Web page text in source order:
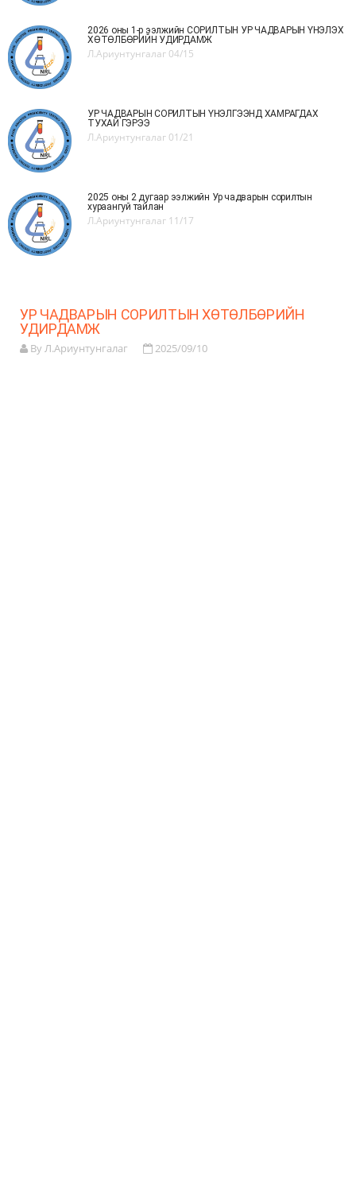
2026 оны 1-р ээлжийн СОРИЛТЫН УР ЧАДВАРЫН ҮНЭЛЭХ
ХӨТӨЛБӨРИЙН УДИРДАМЖ
Л.Ариунтунгалаг 04/15
УР ЧАДВАРЫН СОРИЛТЫН ҮНЭЛГЭЭНД ХАМРАГДАХ
ТУХАЙ ГЭРЭЭ
Л.Ариунтунгалаг 01/21
2025 оны 2 дугаар ээлжийн Ур чадварын сорилтын
хураангуй тайлан
Л.Ариунтунгалаг 11/17
УР ЧАДВАРЫН СОРИЛТЫН ХӨТӨЛБӨРИЙН
УДИРДАМЖ
By Л.Ариунтунгалаг 2025/09/10